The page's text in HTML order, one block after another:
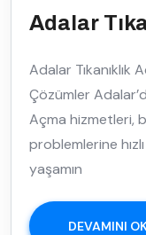
Adalar
Adalar Tıkanıklık
Çözümler
Açma hizmetleri,
problemlerine
yaşamın
DEVAMINI